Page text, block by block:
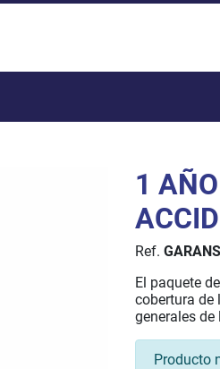
1
Ref.
El paquete
cobertura de
generales
Producto